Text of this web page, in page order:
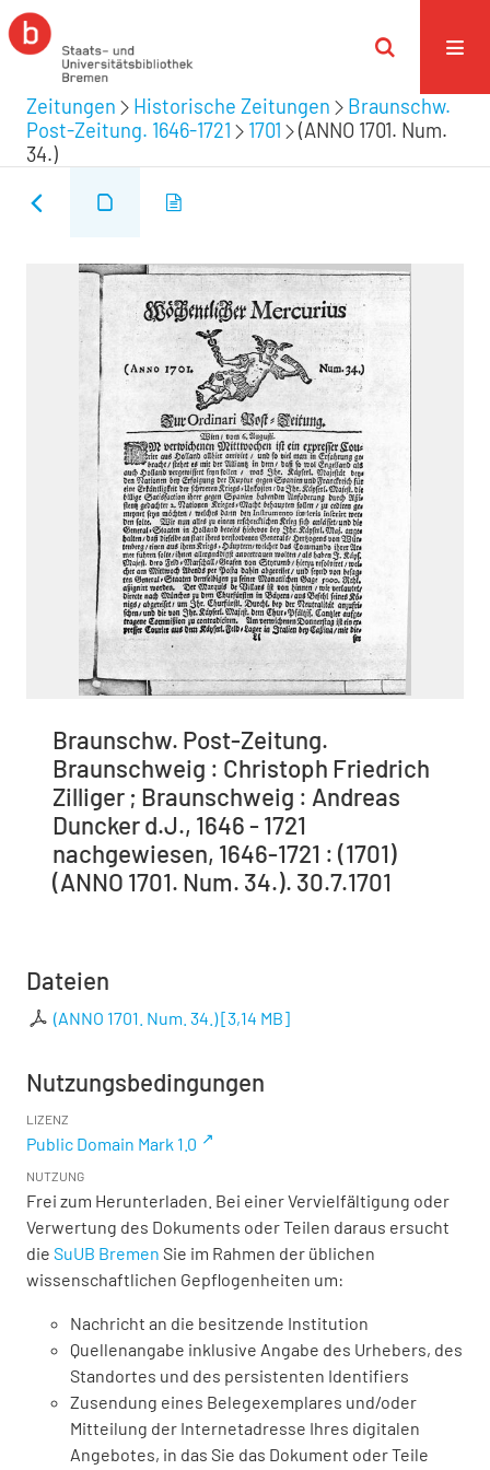
Zeitungen Historische Zeitungen
Braunschw.
Post-Zeitung. 1646-1721
1701
(ANNO 1701. Num.
34.)
Braunschw. Post-Zeitung.
Braunschweig : Christoph Friedrich
Zilliger ; Braunschweig : Andreas
Duncker d.J., 1646 - 1721
nachgewiesen, 1646-1721 : (1701)
(ANNO 1701. Num. 34.). 30.7.1701
Dateien
(ANNO 1701. Num. 34.)[3,14 MB]
Nutzungsbedingungen
LIZENZ
Public Domain Mark 1.0
NUTZUNG
Frei zum Herunterladen. Bei einer Vervielfältigung oder
Verwertung des Dokuments oder Teilen daraus ersucht
die SuUB Bremen Sie im Rahmen der üblichen
wissenschaftlichen Gepflogenheiten um:
Nachricht an die besitzende Institution
Quellenangabe inklusive Angabe des Urhebers, des
Standortes und des persistenten Identifiers
Zusendung eines Belegexemplares und/oder
Mitteilung der Internetadresse Ihres digitalen
Angebotes, in das Sie das Dokument oder Teile